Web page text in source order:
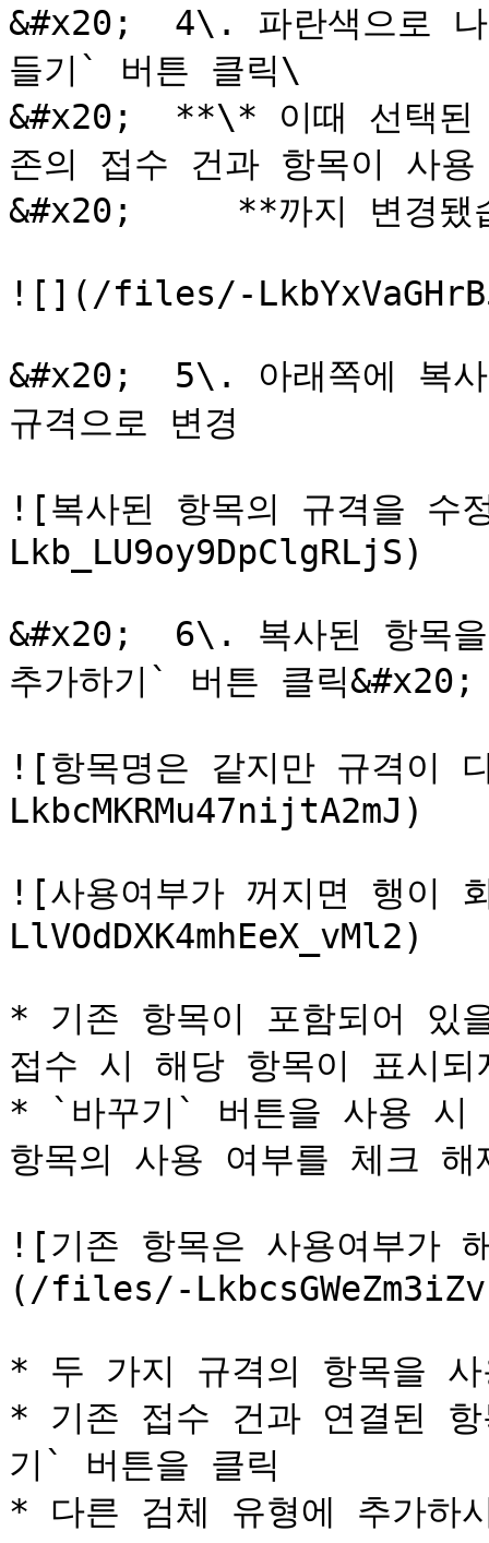
&#x20;  4\. 파란색으로
들기` 버튼 클릭\
&#x20;  **\* 이때 선택된
존의 접수 건과 항목이 사
&#x20;     **까지 변경됐
![](/files/-
&#x20;  5\. 아래쪽에 복사
규격으로 변경
![복사된 항목의 규격을
Lkb_LU9oy9DpClgRLjS)
&#x20;  6\. 복사된 항목
추가하기` 버튼 클릭&#x20;
![항목명은 같지만 규격
LkbcMKRMu47nijtA2mJ)
![사용여부가 꺼지면 행
LlVOdDXK4mhEeX_vMl2)
* 기존 항목이 포함되어 있
접수 시 해당 항목이 표시
* `바꾸기` 버튼을 사용 시
항목의 사용 여부를 체크 해
![기존 항목은 사용여부가
(/files/-
* 두 가지 규격의 항목을
* 기존 접수 건과 연결된
기` 버튼을 클릭
* 다른 검체 유형에 추가하